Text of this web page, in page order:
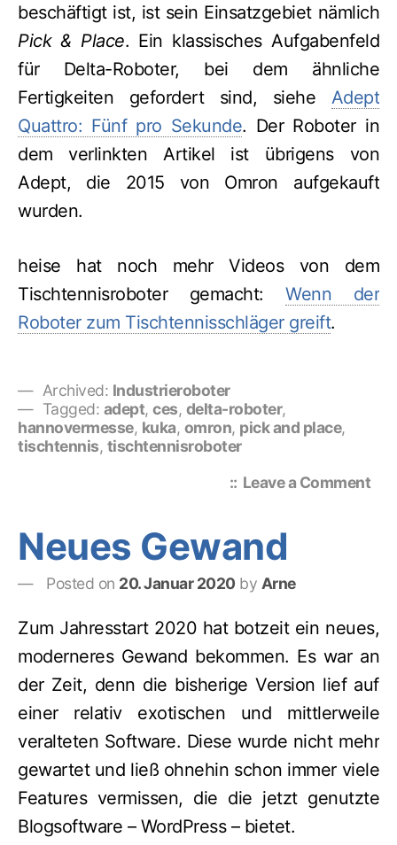
beschäftigt ist, ist sein Einsatzgebiet nämlich
Pick & Place. Ein klassisches Aufgabenfeld
für Delta-Roboter, bei dem ähnliche
Fertigkeiten gefordert sind, siehe Adept
Quattro: Fünf pro Sekunde. Der Roboter in
dem verlinkten Artikel ist übrigens von
Adept, die 2015 von Omron aufgekauft
wurden.
heise hat noch mehr Videos von dem
Tischtennisroboter gemacht: Wenn der
Roboter zum Tischtennisschläger greift.
Archived: Industrieroboter
Tagged: adept, ces, delta-roboter,
hannovermesse, kuka, omron, pick and place,
tischtennis, tischtennisroboter
Leave a Commenton
Neues Gewand
Posted on 20. Januar 2020 by Arne
Zum Jahresstart 2020 hat botzeit ein neues,
moderneres Gewand bekommen. Es war an
der Zeit, denn die bisherige Version lief auf
einer relativ exotischen und mittlerweile
veralteten Software. Diese wurde nicht mehr
gewartet und ließ ohnehin schon immer viele
Features vermissen, die die jetzt genutzte
Blogsoftware – WordPress – bietet.